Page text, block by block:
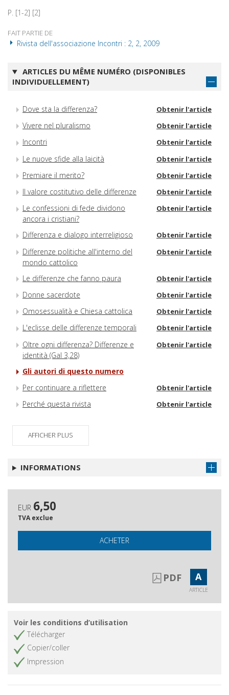
P. [1-2] [2]
FAIT PARTIE DE
Rivista dell'associazione Incontri : 2, 2, 2009
ARTICLES DU MÊME NUMÉRO (DISPONIBLES
INDIVIDUELLEMENT)
Dove sta la differenza? Obtenir l'article
Vivere nel pluralismo Obtenir l'article
Incontri Obtenir l'article
Le nuove sfide alla laicità Obtenir l'article
Premiare il merito? Obtenir l'article
Il valore costitutivo delle differenze Obtenir l'article
Le confessioni di fede dividono
ancora i cristiani?
Obtenir l'article
Differenza e dialogo interreligioso Obtenir l'article
Differenze politiche all'interno del
mondo cattolico
Obtenir l'article
Le differenze che fanno paura Obtenir l'article
Donne sacerdote Obtenir l'article
Omosessualità e Chiesa cattolica Obtenir l'article
L'eclisse delle differenze temporali Obtenir l'article
Oltre ogni differenza? Differenze e
identità (Gal 3,28)
Obtenir l'article
Gli autori di questo numero
Per continuare a riflettere
Obtenir l'article
Perché questa rivista Obtenir l'article
AFFICHER PLUS
INFORMATIONS
EUR 6,50
TVA exclue
ACHETER
PDF A
ARTICLE
Voir les conditions d’utilisation
Télécharger
Copier/coller
Impression